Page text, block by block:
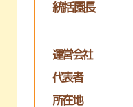
統括園長
運営会社
代表者
所在地